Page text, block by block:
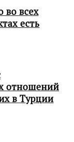
во всех
есть
отношений
в Турции